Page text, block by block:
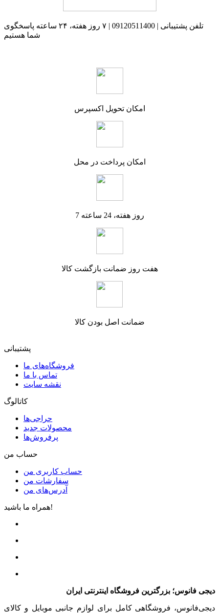
تلفن پشتیبانی | 09120511400 | ۷ روز هفته، ۲۴ ساعته پاسخگوی
شما هستیم
امکان تحویل اکسپرس
امکان پرداخت در محل
7 روز هفته، 24 ساعته
هفت روز ضمانت بازگشت کالا
ضمانت اصل بودن کالا
پشتیبانی
فروشگاه‌های ما
تماس با ما
نقشه سایت
کاتالوگ
حراجی‌ها
محصولات جدید
پرفروش‌ها
حساب من
حساب کاربری من
سفارشات من
آدرس‌های من
همراه ما باشید!
دیجی فانوس؛ بزرگترین فروشگاه اینترنتی ایران
دیجی‌فانوس، فروشگاهی کامل برای لوازم جانبی موبایل و کالای